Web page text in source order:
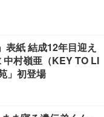
紙 結成12年目迎え
村嶺亜（KEY TO LI
」初登場